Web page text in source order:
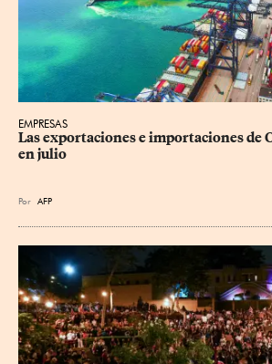
EMPRESAS
Las exportaciones e importaciones de
en julio
Por AFP